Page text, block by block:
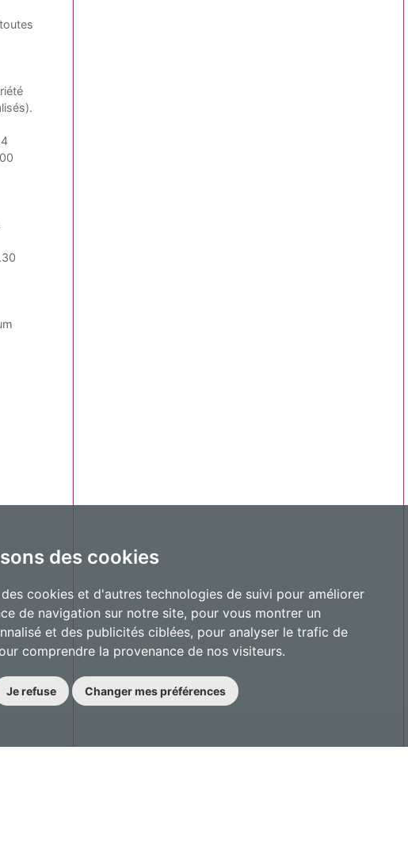
des cookies
cookies et d'autres technologies de suivi pour améliorer
de navigation sur notre site, pour vous montrer un
et des publicités ciblées, pour analyser le trafic de
comprendre la provenance de nos visiteurs.
Je refuse Changer mes préférences